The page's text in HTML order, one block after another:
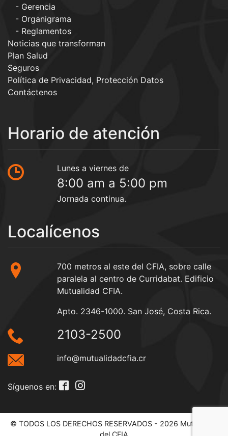
Gerencia
Organigrama
Reglamentos
Noticias que transforman
Plan Salud
Seguros
Política de Privacidad, Protección Datos
Contáctenos
Horario de atención
Lunes a viernes de
8:00 am a 5:00 pm
Jornada continua.
Localícenos
700 metros al este del CFIA, sobre calle
paralela al centro de Curridabat. Edificio
Mutualidad CFIA.
Apto. 2346-1000. San José, Costa Rica.
2103-2500
info@mutualidadcfia.cr
Síguenos en:
© TODOS LOS DERECHOS RESERVADOS - 2026 Mutualidad
del CFIA